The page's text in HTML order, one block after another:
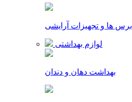
برس ها و تجهیزات آرایشی
لوازم بهداشتی
بهداشت دهان و دندان